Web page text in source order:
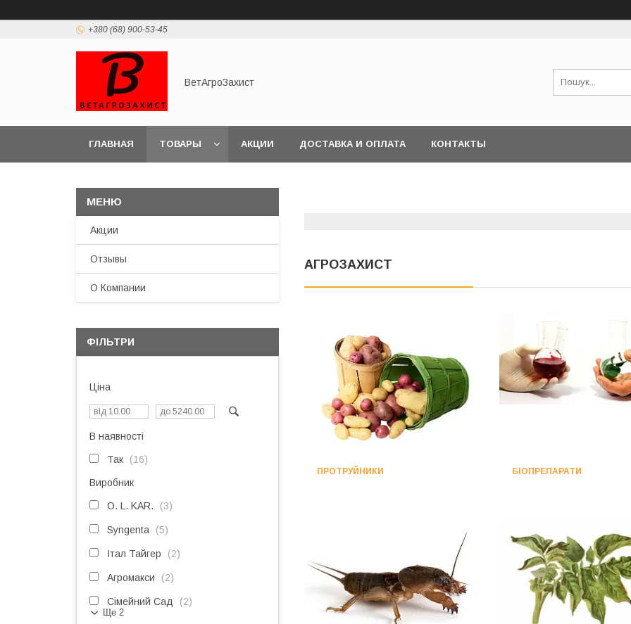
+380 (68) 900-53-45
ВетАгроЗахист
ГЛАВНАЯ ТОВАРЫ АКЦИИ ДОСТАВКА И ОПЛАТА КОНТАКТЫ
АГРОЗАХИСТ
ПРОТРУЙНИКИ БІОПРЕПАРАТИ
Акции
Отзывы
О Компании
ФІЛЬТРИ
Ціна
В наявності
Так 16
Виробник
O. L. KAR. 3
Syngenta 5
Італ Тайгер 2
Агромакси 2
Сімейний Сад 2
Ще 2